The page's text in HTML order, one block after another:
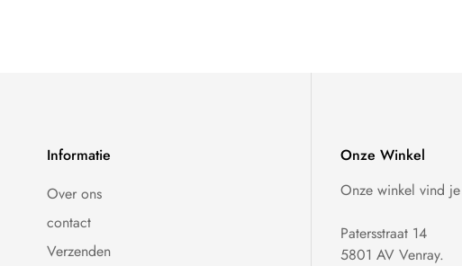
Informatie
Over ons
contact
Verzenden
Onze Winkel
Onze winkel vind
Patersstraat 14
5801 AV Venray.